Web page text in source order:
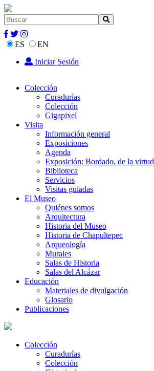
ES
EN
Iniciar Sesión
Colección
Curadurías
Colección
Gigapixel
Visita
Información general
Exposiciones
Agenda
Exposición: Bordado, de la virtud
Biblioteca
Servicios
Visitas guiadas
El Museo
Quiénes somos
Arquitectura
Historia del Museo
Historia de Chapultepec
Arqueología
Murales
Salas de Historia
Salas del Alcázar
Educación
Materiales de divulgación
Glosario
Publicaciones
Colección
Curadurías
Colección